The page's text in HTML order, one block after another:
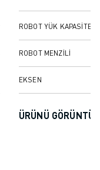
f...
ROBOT YÜK KAPASITESI
ROBOT MENZILI
EKSEN
ÜRÜNÜ